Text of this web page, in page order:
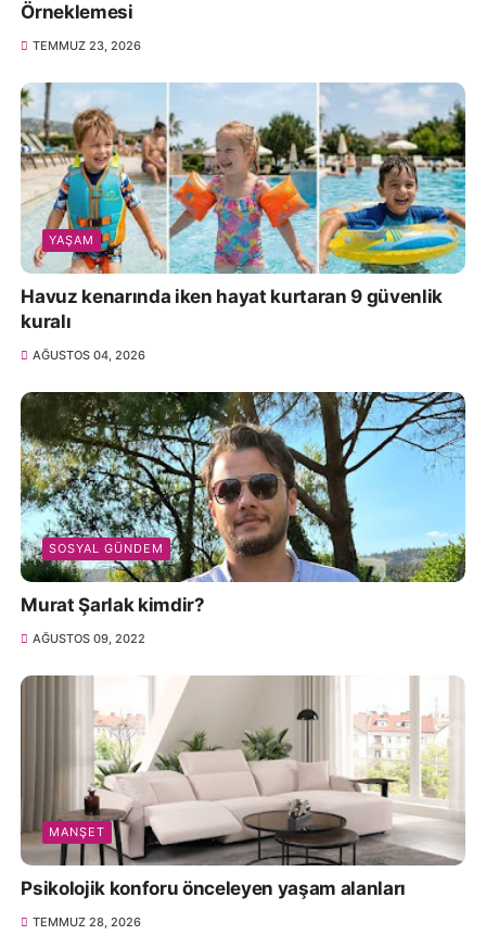
Örneklemesi
TEMMUZ 23, 2026
YAŞAM
Havuz kenarında iken hayat kurtaran 9 güvenlik
kuralı
AĞUSTOS 04, 2026
SOSYAL GÜNDEM
Murat Şarlak kimdir?
AĞUSTOS 09, 2022
MANŞET
Psikolojik konforu önceleyen yaşam alanları
TEMMUZ 28, 2026